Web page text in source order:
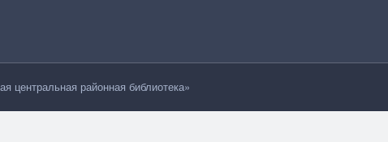
районная библиотека»